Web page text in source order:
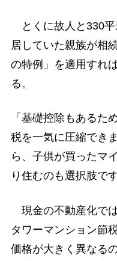
とくに故人と330平
居していた親族が相
の特例」を適用すれ
る。
「基礎控除もあるた
税を一気に圧縮でき
ら、子供が買ったマ
り住むのも選択肢です
現金の不動産化で
タワーマンション節
価格が大きく異なる